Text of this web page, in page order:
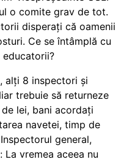
o comite grav de tot.
disperați că oamenii
Ce se întâmplă cu
alți 8 inspectori și
trebuie să returneze
lei, bani acordați
navetei, timp de
general,
La vremea aceea nu